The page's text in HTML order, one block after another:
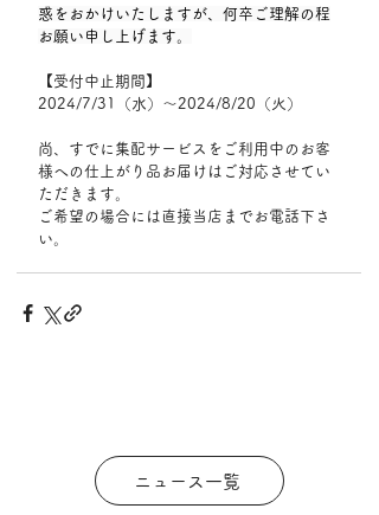
惑をおかけいたしますが、何卒ご理解の程
お願い申し上げます。
【受付中止期間】
2024/7/31（水）～2024/8/20（火）
尚、すでに集配サービスをご利用中のお客
様への仕上がり品お届けはご対応させてい
ただきます。
ご希望の場合には直接当店までお電話下さ
い。
ニュース一覧